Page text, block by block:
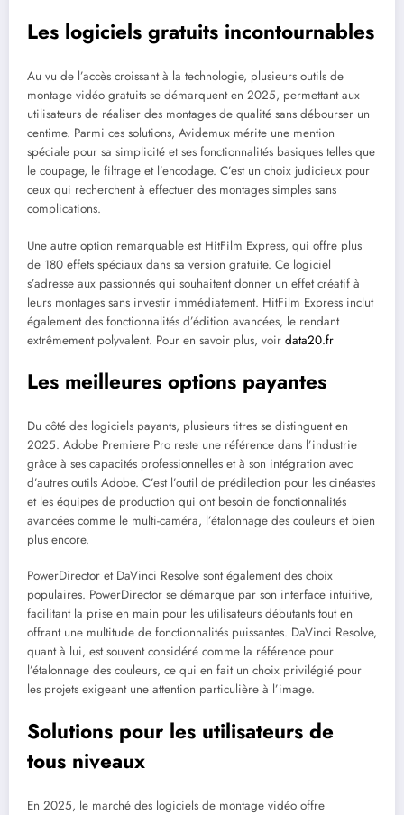
Les logiciels gratuits incontournables
Au vu de l’accès croissant à la technologie, plusieurs outils de
montage vidéo gratuits se démarquent en 2025, permettant aux
utilisateurs de réaliser des montages de qualité sans débourser un
centime. Parmi ces solutions, Avidemux mérite une mention
spéciale pour sa simplicité et ses fonctionnalités basiques telles que
le coupage, le filtrage et l’encodage. C’est un choix judicieux pour
ceux qui recherchent à effectuer des montages simples sans
complications.
Une autre option remarquable est HitFilm Express, qui offre plus
de 180 effets spéciaux dans sa version gratuite. Ce logiciel
s’adresse aux passionnés qui souhaitent donner un effet créatif à
leurs montages sans investir immédiatement. HitFilm Express inclut
également des fonctionnalités d’édition avancées, le rendant
extrêmement polyvalent. Pour en savoir plus, voir data20.fr
Les meilleures options payantes
Du côté des logiciels payants, plusieurs titres se distinguent en
2025. Adobe Premiere Pro reste une référence dans l’industrie
grâce à ses capacités professionnelles et à son intégration avec
d’autres outils Adobe. C’est l’outil de prédilection pour les cinéastes
et les équipes de production qui ont besoin de fonctionnalités
avancées comme le multi-caméra, l’étalonnage des couleurs et bien
plus encore.
PowerDirector et DaVinci Resolve sont également des choix
populaires. PowerDirector se démarque par son interface intuitive,
facilitant la prise en main pour les utilisateurs débutants tout en
offrant une multitude de fonctionnalités puissantes. DaVinci Resolve,
quant à lui, est souvent considéré comme la référence pour
l’étalonnage des couleurs, ce qui en fait un choix privilégié pour
les projets exigeant une attention particulière à l’image.
Solutions pour les utilisateurs de
tous niveaux
En 2025, le marché des logiciels de montage vidéo offre